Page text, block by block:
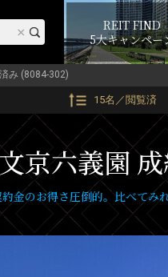
REIT FIND
5大キャンペー
み (8084-302)
15名／閲覧済
京六義園
金のお得さ圧倒的。比べてみ